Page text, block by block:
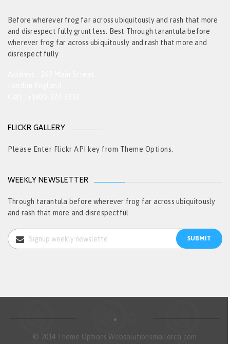
Before wherever frog far across ubiquitously and rash that more
and disrespect fully grunt less. Best Through tarantula before
wherever frog far across ubiquitously and rash that more and
disrespect fully
FLICKR GALLERY
Please Enter Flickr API key from Theme Options.
WEEKLY NEWSLETTER
Through tarantula before wherever frog far across ubiquitously
and rash that more and disrespectful.
© 2014 Theme Options Websolutionsmallorca.com